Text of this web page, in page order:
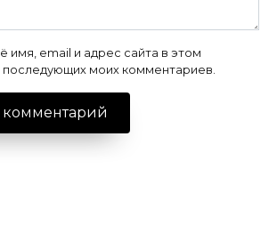
имя, email и адрес сайта в этом
последующих моих комментариев.